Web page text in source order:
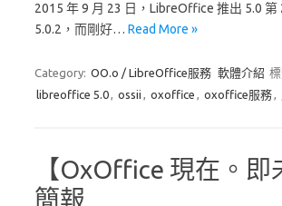
e
o
o
k
t
d
o
es
y
2015 年 9 月 23 日，LibreOffice 推出 5.0 第
5.0.2，而剛好… Read More »
Category: OO.o / LibreOffice服務 軟體介紹
libreoffice 5.0, ossii , oxoffice , oxoffice服務,
【OxOffice 現在。即
簡報